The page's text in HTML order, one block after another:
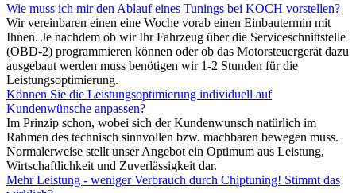
Wie muss ich mir den Ablauf eines Tunings bei KOCH vorstellen?
Wir vereinbaren einen eine Woche vorab einen Einbautermin mit
Ihnen. Je nachdem ob wir Ihr Fahrzeug über die Serviceschnittstelle
(OBD-2) programmieren können oder ob das Motorsteuergerät dazu
ausgebaut werden muss benötigen wir 1-2 Stunden für die
Leistungsoptimierung.
Können Sie die Leistungsoptimierung individuell auf
Kundenwünsche anpassen?
Im Prinzip schon, wobei sich der Kundenwunsch natürlich im
Rahmen des technisch sinnvollen bzw. machbaren bewegen muss.
Normalerweise stellt unser Angebot ein Optimum aus Leistung,
Wirtschaftlichkeit und Zuverlässigkeit dar.
Mehr Leistung - weniger Verbrauch durch Chiptuning! Stimmt das